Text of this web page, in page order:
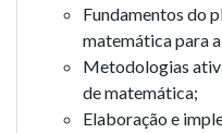
Fundamentos do
matemática para
Metodologias
de matemática;
Elaboração e